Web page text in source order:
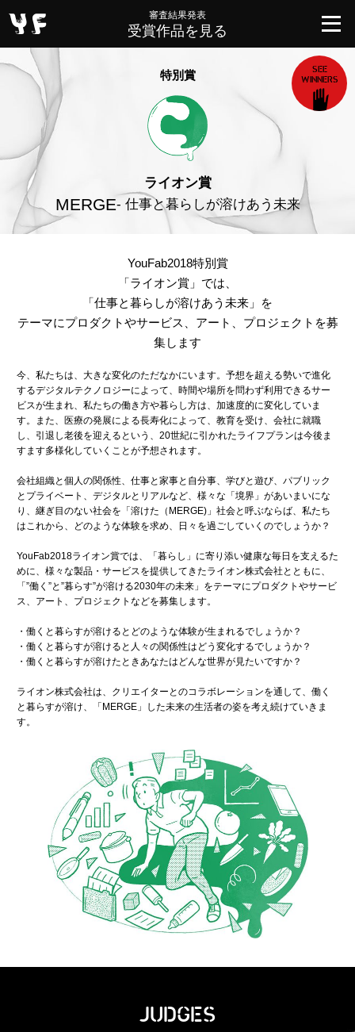
審査結果発表
受賞作品を見る
SEE
WINNERS
特別賞
ライオン賞
MERGE- 仕事と暮らしが溶けあう未来
YouFab2018特別賞
「ライオン賞」では、
「仕事と暮らしが溶けあう未来」を
テーマにプロダクトやサービス、アート、プロジェクトを募
集します
今、私たちは、大きな変化のただなかにいます。予想を超える勢いで進化
するデジタルテクノロジーによって、時間や場所を問わず利用できるサー
ビスが生まれ、私たちの働き方や暮らし方は、加速度的に変化していま
す。また、医療の発展による長寿化によって、教育を受け、会社に就職
し、引退し老後を迎えるという、20世紀に引かれたライフプランは今後ま
すます多様化していくことが予想されます。
会社組織と個人の関係性、仕事と家事と自分事、学びと遊び、パブリック
とプライベート、デジタルとリアルなど、様々な「境界」があいまいにな
り、継ぎ目のない社会を「溶けた（MERGE)」社会と呼ぶならば、私たち
はこれから、どのような体験を求め、日々を過ごしていくのでしょうか？
YouFab2018ライオン賞では、「暮らし」に寄り添い健康な毎日を支えるた
めに、様々な製品・サービスを提供してきたライオン株式会社とともに、
「”働く”と”暮らす”が溶ける2030年の未来」をテーマにプロダクトやサービ
ス、アート、プロジェクトなどを募集します。
働くと暮らすが溶けるとどのような体験が生まれるでしょうか？
働くと暮らすが溶けると人々の関係性はどう変化するでしょうか？
働くと暮らすが溶けたときあなたはどんな世界が見たいですか？
ライオン株式会社は、クリエイターとのコラボレーションを通して、働く
と暮らすが溶け、「MERGE」した未来の生活者の姿を考え続けていきま
す。
JUDGES